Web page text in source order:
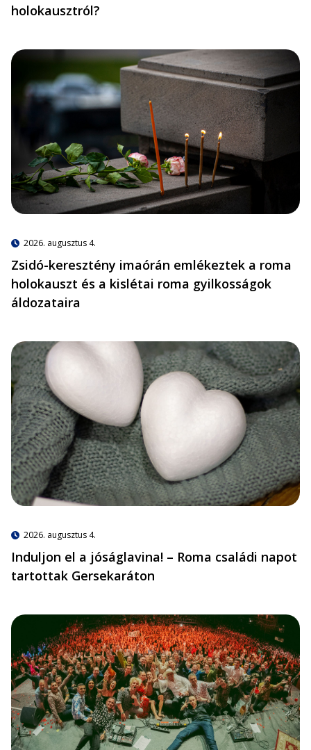
holokausztról?
2026. augusztus 4.
Zsidó-keresztény imaórán emlékeztek a roma
holokauszt és a kislétai roma gyilkosságok
áldozataira
2026. augusztus 4.
Induljon el a jóságlavina! – Roma családi napot
tartottak Gersekaráton